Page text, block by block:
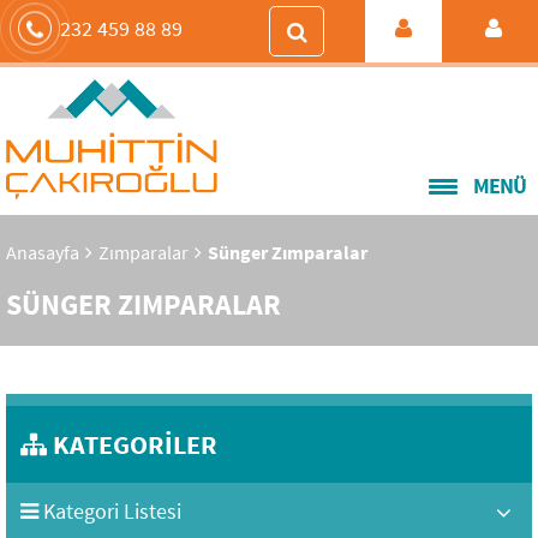
232 459 88 89
MENÜ
Anasayfa Zımparalar Sünger Zımparalar
SÜNGER ZIMPARALAR
KATEGORİLER
Kategori Listesi